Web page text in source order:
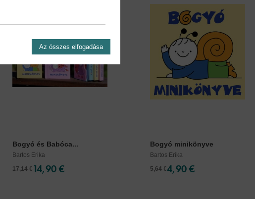
Bogyó és Babóca...
Bartos Erika
17,14 €14,90 €
Bogyó minikönyve
Bartos Erika
5,64 €4,90 €
Az összes elfogadása